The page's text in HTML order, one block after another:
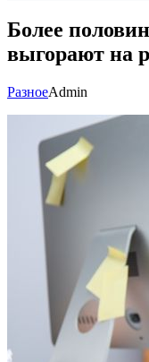
Более
выгорают на
РазноеAdmin